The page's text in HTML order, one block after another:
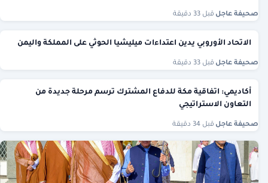
صحيفة عاجل قبل 33 دقيقة
الاتحاد الأوروبي يدين اعتداءات ميليشيا الحوثي على المملكة واليمن
صحيفة عاجل قبل 33 دقيقة
أكاديمي: اتفاقية مكة للدفاع المشترك ترسم مرحلة جديدة من
التعاون الاستراتيجي
صحيفة عاجل قبل 34 دقيقة